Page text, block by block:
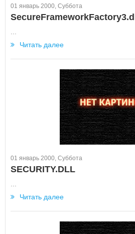
01 январь 2000, Суббота
SecureFrameworkFactory3.dll
Читать далее
01 январь 2000, Суббота
SECURITY.DLL
Читать далее